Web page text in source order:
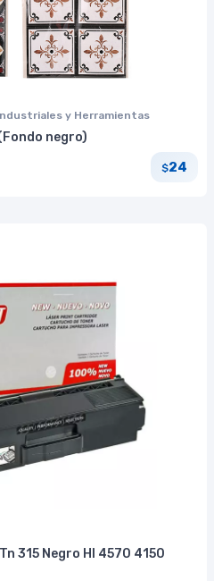
y Herramientas
negro)
$24
315 Negro Hl 4570 4150